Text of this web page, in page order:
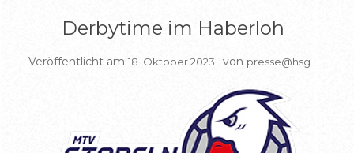
Derbytime im Haberloh
Veröffentlicht am 18. Oktober 2023 von presse@hsg